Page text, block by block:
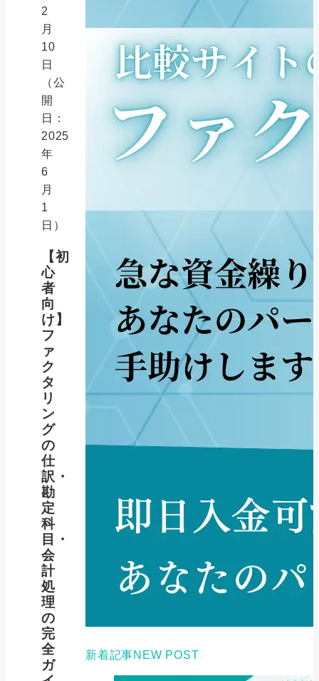
2
月
10
日
（公
開
日：
2025
年
6
月
1
日）
【初
心
者
向
け】
フ
ァ
ク
タ
リ
ン
グ
の
仕
訳・
勘
定
科
目・
会
計
処
理
の
完
全
ガ
新着記事NEW POST